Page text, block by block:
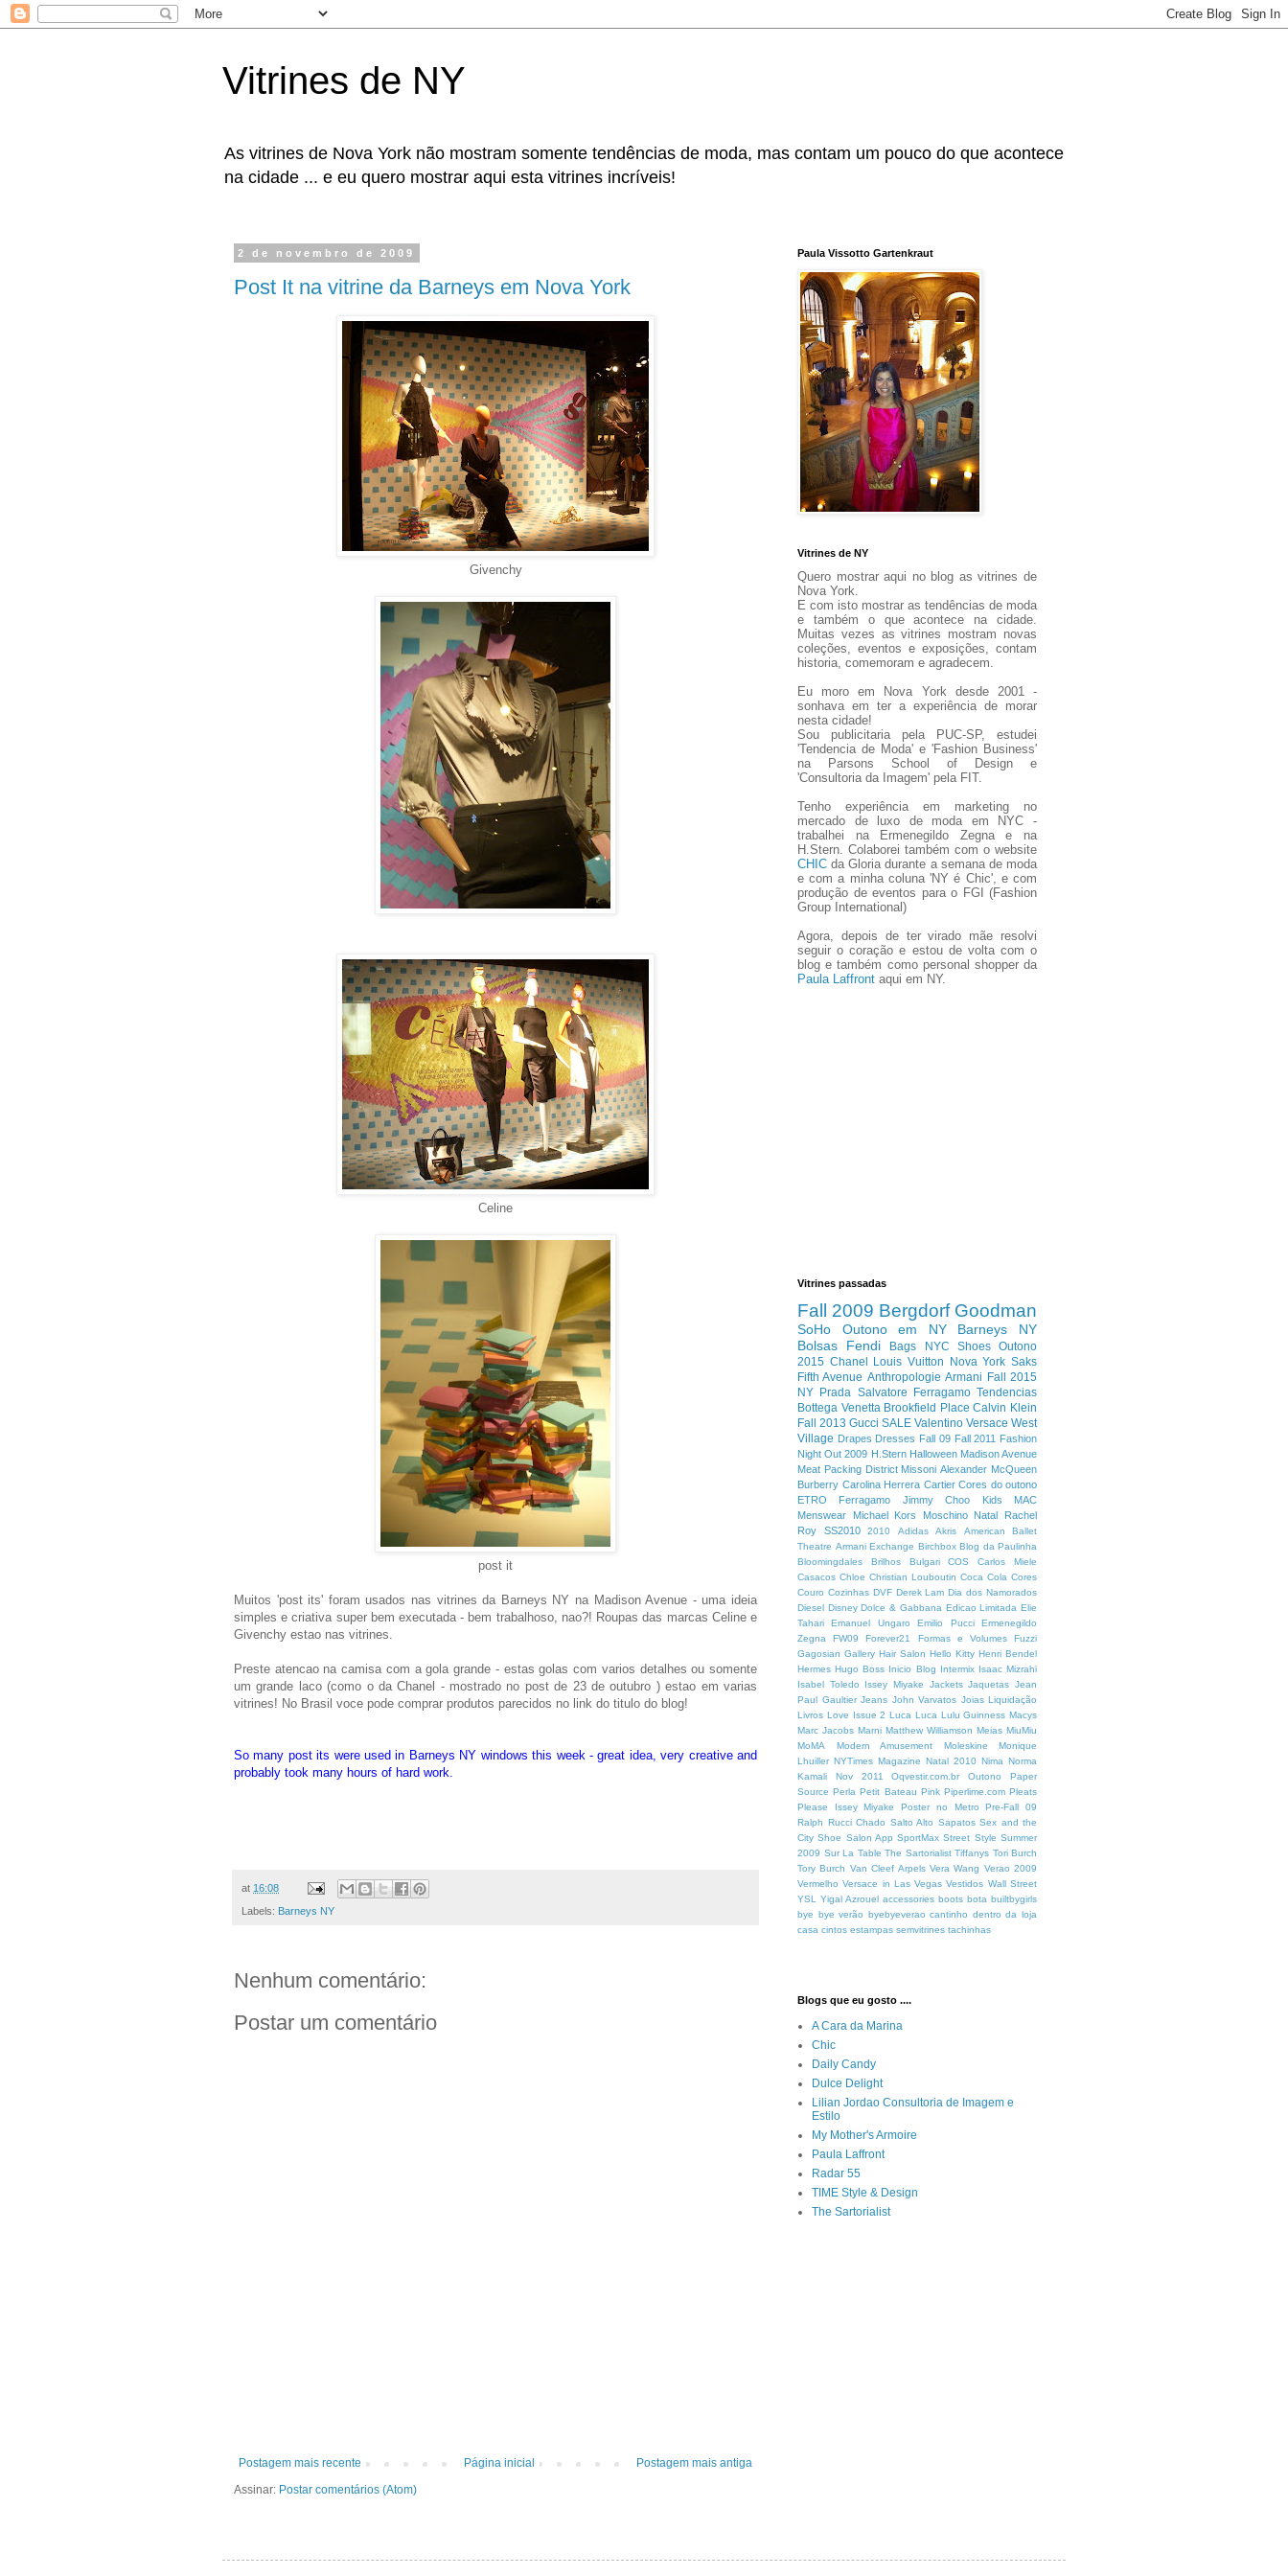
Vitrines de NY
As vitrines de Nova York não mostram somente tendências de moda, mas contam um pouco do que acontece
na cidade ... e eu quero mostrar aqui esta vitrines incríveis!
2 de novembro de 2009
Post It na vitrine da Barneys em Nova York
Givenchy
Celine
post it
Muitos 'post its' foram usados nas vitrines da Barneys NY na Madison Avenue - uma ideia
simples e criativa super bem executada - bem trabalhoso, nao?! Roupas das marcas Celine e
Givenchy estao nas vitrines.
Preste atencao na camisa com a gola grande - estas golas com varios detalhes ou somente
um grande laco (como o da Chanel - mostrado no post de 23 de outubro ) estao em varias
vitrines! No Brasil voce pode comprar produtos parecidos no link do titulo do blog!
So many post its were used in Barneys NY windows this week - great idea, very creative and
probably took many hours of hard work.
at 16:08
Labels: Barneys NY
Nenhum comentário:
Postar um comentário
Postagem mais recente Postagem mais antiga
Página inicial
Assinar: Postar comentários (Atom)
Paula Vissotto Gartenkraut
Vitrines de NY
Quero mostrar aqui no blog as vitrines de
Nova York.
E com isto mostrar as tendências de moda
e também o que acontece na cidade.
Muitas vezes as vitrines mostram novas
coleções, eventos e exposições, contam
historia, comemoram e agradecem.
Eu moro em Nova York desde 2001 -
sonhava em ter a experiência de morar
nesta cidade!
Sou publicitaria pela PUC-SP, estudei
'Tendencia de Moda' e 'Fashion Business'
na Parsons School of Design e
'Consultoria da Imagem' pela FIT.
Tenho experiência em marketing no
mercado de luxo de moda em NYC -
trabalhei na Ermenegildo Zegna e na
H.Stern. Colaborei também com o website
CHIC da Gloria durante a semana de moda
e com a minha coluna 'NY é Chic', e com
produção de eventos para o FGI (Fashion
Group International)
Agora, depois de ter virado mãe resolvi
seguir o coração e estou de volta com o
blog e também como personal shopper da
Paula Laffront aqui em NY.
Vitrines passadas
Fall 2009 Bergdorf Goodman
SoHo Outono em NY
Barneys NY
Bolsas
Fendi Bags NYC Shoes Outono
2015 Chanel Louis Vuitton Nova York Saks
Fifth Avenue Anthropologie Armani Fall 2015
NY Prada Salvatore Ferragamo Tendencias
Bottega Venetta Brookfield Place Calvin Klein
Fall 2013 Gucci SALE Valentino Versace West
Village Drapes Dresses Fall 09 Fall 2011 Fashion
Night Out 2009 H.Stern Halloween Madison Avenue
Meat Packing District Missoni Alexander McQueen
Burberry Carolina Herrera Cartier Cores do outono
ETRO
Ferragamo Jimmy Choo Kids
MAC
Menswear
Michael Kors Moschino Natal
Rachel
Roy
SS2010 2010 Adidas Akris
American Ballet
Theatre Armani Exchange Birchbox Blog da Paulinha
Bloomingdales
Brilhos Bulgari COS
Carlos Miele
Casacos Chloe Christian Louboutin Coca Cola Cores
Couro Cozinhas DVF Derek Lam Dia dos Namorados
Diesel Disney Dolce & Gabbana Edicao Limitada Elie
Tahari
Emanuel Ungaro Emilio Pucci
Ermenegildo
Zegna
FW09 Forever21 Formas e Volumes
Fuzzi
Gagosian Gallery Hair Salon Hello Kitty Henri Bendel
Hermes Hugo Boss Inicio Blog Intermix Isaac Mizrahi
Isabel Toledo
Issey Miyake Jackets Jaquetas Jean
Paul Gaultier Jeans John Varvatos Joias Liquidação
Livros Love Issue 2 Luca Luca Lulu Guinness Macys
Marc Jacobs Marni Matthew Williamson Meias MiuMiu
MoMA
Modern Amusement Moleskine
Monique
Lhuiller NYTimes Magazine Natal 2010 Nima Norma
Kamali
Nov 2011 Oqvestir.com.br Outono
Paper
Source Perla Petit Bateau Pink Piperlime.com Pleats
Please Issey Miyake
Poster no Metro
Pre-Fall 09
Ralph Rucci Chado Salto Alto Sapatos Sex and the
City Shoe Salon App SportMax Street Style Summer
2009 Sur La Table The Sartorialist Tiffanys Tori Burch
Tory Burch Van Cleef Arpels Vera Wang Verao 2009
Vermelho Versace in Las Vegas Vestidos Wall Street
YSL
Yigal Azrouel accessories boots bota builtbygirls
bye bye verão byebyeverao cantinho dentro da loja
casa cintos estampas semvitrines tachinhas
Blogs que eu gosto ....
A Cara da Marina
Chic
Daily Candy
Dulce Delight
Lilian Jordao Consultoria de Imagem e
Estilo
My Mother's Armoire
Paula Laffront
Radar 55
TIME Style & Design
The Sartorialist